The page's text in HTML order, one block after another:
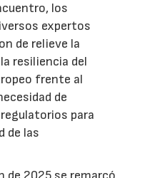
los
expertos
de relieve la
resiliencia del
frente al
de
para
de las